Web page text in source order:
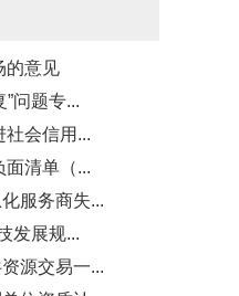
的意见
问题专...
社会信用...
面清单（...
服务商失...
发展规...
源交易一...